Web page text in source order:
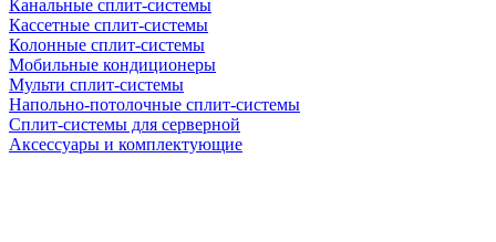
Канальные сплит-системы
Кассетные сплит-системы
Колонные сплит-системы
Мобильные кондиционеры
Мульти сплит-системы
Напольно-потолочные сплит-системы
Сплит-системы для серверной
Аксессуары и комплектующие